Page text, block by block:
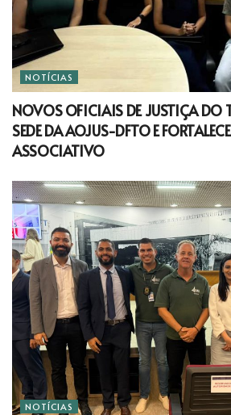
NOTÍCIAS
NOVOS OFICIAIS DE JUSTIÇA DO
SEDE DA AOJUS-DFTO E
ASSOCIATIVO
NOTÍCIAS